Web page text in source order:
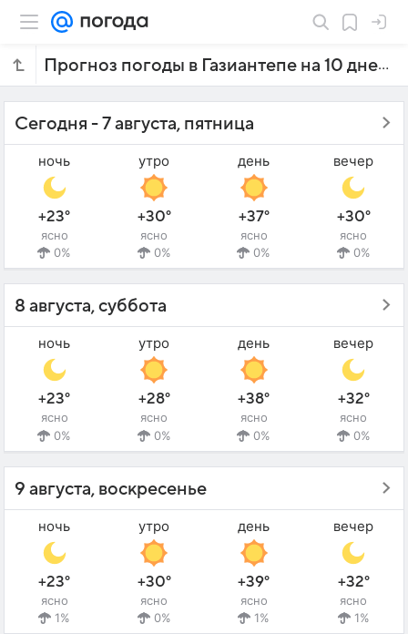
Прогноз погоды в Газиантепе на 10 дней
Сегодня - 7 августа, пятница
ночь
+23°
ясно
0%
утро
+30°
ясно
0%
день
+37°
ясно
0%
вечер
+30°
ясно
0%
8 августа, суббота
ночь
+23°
ясно
0%
утро
+28°
ясно
0%
день
+38°
ясно
0%
вечер
+32°
ясно
0%
9 августа, воскресенье
ночь
+23°
ясно
1%
утро
+30°
ясно
0%
день
+39°
ясно
1%
вечер
+32°
ясно
1%